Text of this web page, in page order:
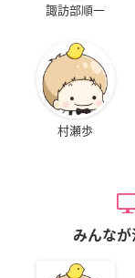
諏訪部順一
村瀬歩
みんな